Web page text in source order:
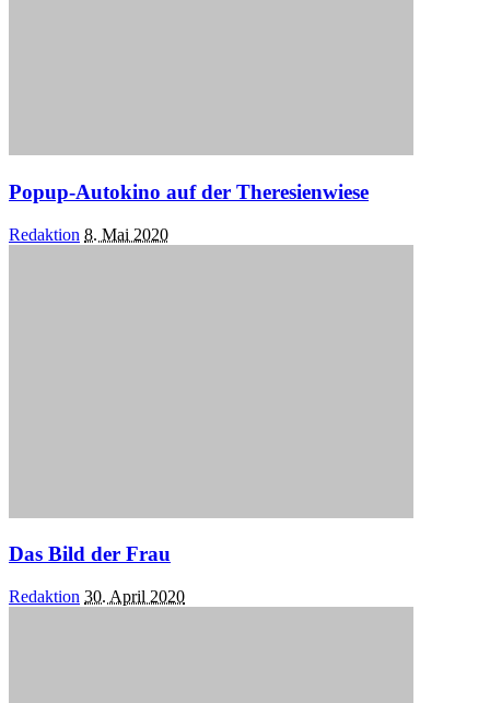
Popup-Autokino auf der Theresienwiese
Posted
Redaktion 8. Mai 2020
Das Bild der Frau
Posted
Redaktion 30. April 2020